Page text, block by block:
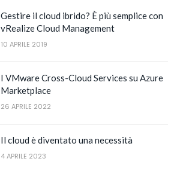
Gestire il cloud ibrido? È più semplice con
vRealize Cloud Management
10 APRILE 2019
I VMware Cross-Cloud Services su Azure
Marketplace
26 APRILE 2022
Il cloud è diventato una necessità
4 APRILE 2023